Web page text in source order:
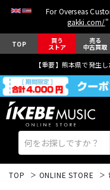
For Overseas
gakki.com/
TOP 買う
ストア
売る
中古買取
【重要】熊本県で発生
TOP ONLINE STORE